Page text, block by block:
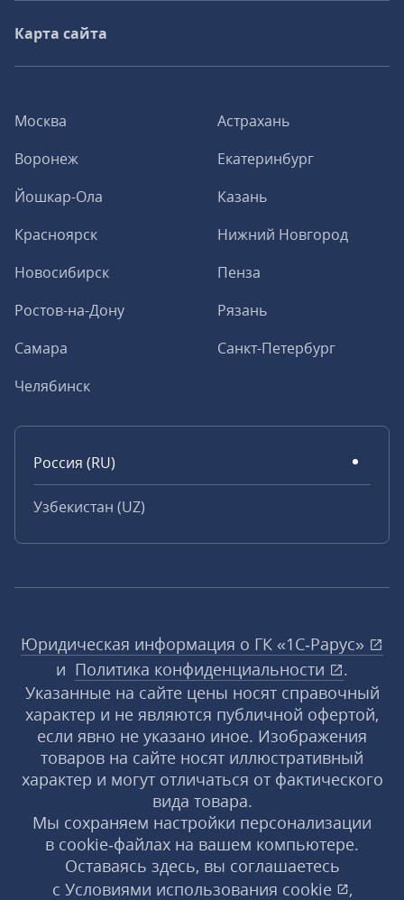
Москва
Астрахань
Воронеж
Екатеринбург
Йошкар-Ола
Казань
Красноярск
Нижний Новгород
Новосибирск
Пенза
Ростов-на-Дону
Рязань
Самара
Санкт-Петербург
Челябинск
Россия (RU)
Узбекистан (UZ)
Карта сайта
Юридическая информация о ГК «1С‑Рарус»
и Политика конфиденциальности
.
Указанные на сайте цены носят справочный
характер и не являются публичной офертой,
если явно не указано иное. Изображения
товаров на сайте носят иллюстративный
характер и могут отличаться от фактического
вида товара.
Мы сохраняем настройки персонализации
в cookie‑файлах на вашем компьютере.
Оставаясь здесь, вы соглашаетесь
с Условиями использования cookie ,